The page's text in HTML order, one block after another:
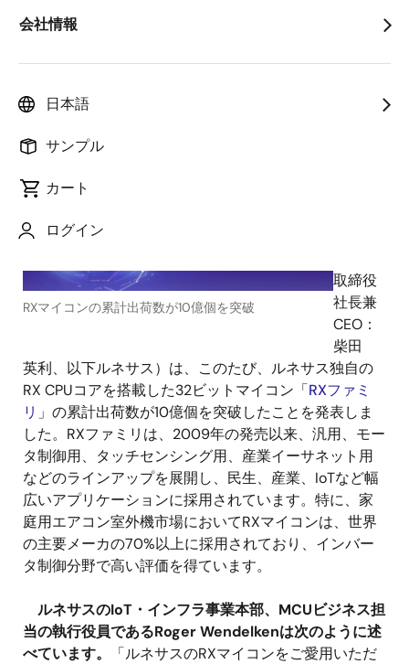
会社情報
日本語
サンプル
カート
ログイン
2022年1月20日
RXマイコンの累計出荷数が10億個を突破
取締役
社長兼
CEO：
柴田
英利、以下ルネサス）は、このたび、ルネサス独自の
RX CPUコアを搭載した32ビットマイコン「RXファミ
リ 」の累計出荷数が10億個を突破したことを発表しま
した。RXファミリは、2009年の発売以来、汎用、モー
タ制御用、タッチセンシング用、産業イーサネット用
などのラインアップを展開し、民生、産業、IoTなど幅
広いアプリケーションに採用されています。特に、家
庭用エアコン室外機市場においてRXマイコンは、世界
の主要メーカの70%以上に採用されており、インバー
タ制御分野で高い評価を得ています。
ルネサスのIoT・インフラ事業本部、MCUビジネス担
当の執行役員であるRoger Wendelkenは次のように述
べています。
「ルネサスのRXマイコンをご愛用いただ